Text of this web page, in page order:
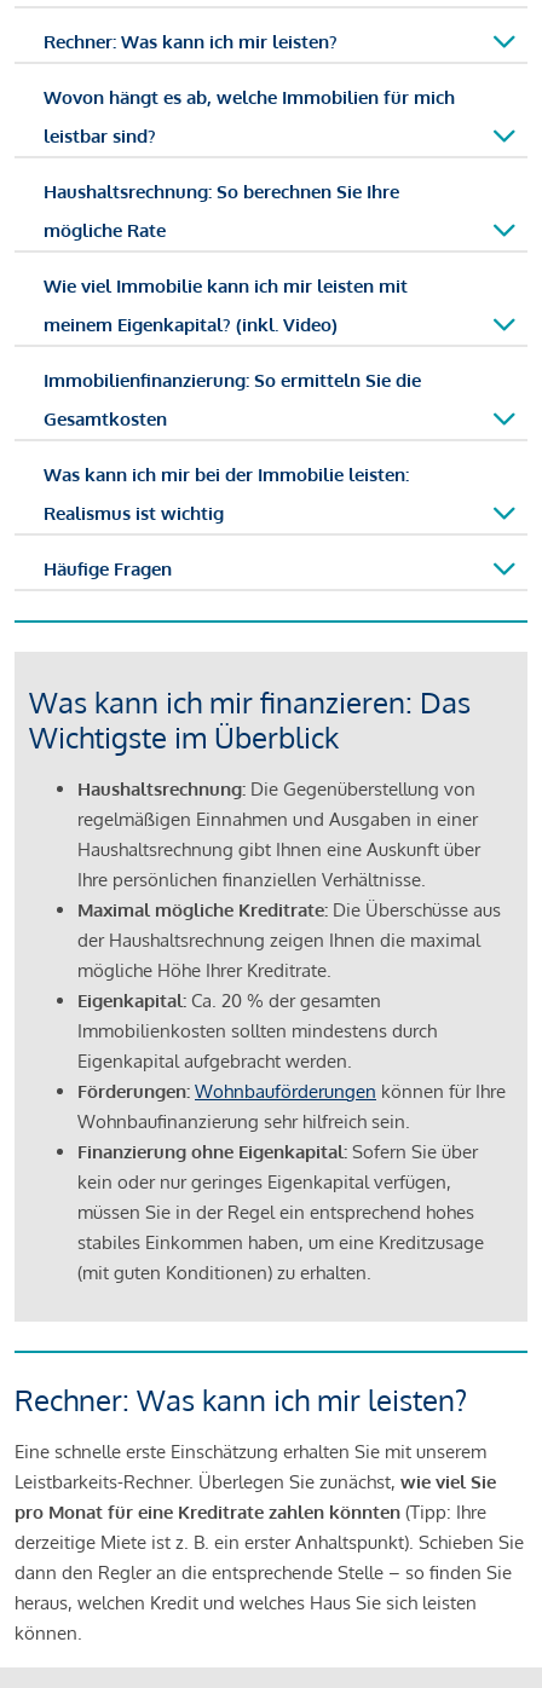
Rechner: Was kann ich mir leisten?
Wovon hängt es ab, welche Immobilien für mich
leistbar sind?
Haushaltsrechnung: So berechnen Sie Ihre
mögliche Rate
Wie viel Immobilie kann ich mir leisten mit
meinem Eigenkapital? (inkl. Video)
Immobilienfinanzierung: So ermitteln Sie die
Gesamtkosten
Was kann ich mir bei der Immobilie leisten:
Realismus ist wichtig
Häufige Fragen
Was kann ich mir finanzieren: Das
Wichtigste im Überblick
Haushaltsrechnung: Die Gegenüberstellung von
regelmäßigen Einnahmen und Ausgaben in einer
Haushaltsrechnung gibt Ihnen eine Auskunft über
Ihre persönlichen finanziellen Verhältnisse.
Maximal mögliche Kreditrate: Die Überschüsse aus
der Haushaltsrechnung zeigen Ihnen die maximal
mögliche Höhe Ihrer Kreditrate.
Eigenkapital: Ca. 20 % der gesamten
Immobilienkosten sollten mindestens durch
Eigenkapital aufgebracht werden.
Förderungen: Wohnbauförderungen können für Ihre
Wohnbaufinanzierung sehr hilfreich sein.
Finanzierung ohne Eigenkapital: Sofern Sie über
kein oder nur geringes Eigenkapital verfügen,
müssen Sie in der Regel ein entsprechend hohes
stabiles Einkommen haben, um eine Kreditzusage
(mit guten Konditionen) zu erhalten.
Rechner: Was kann ich mir leisten?
Eine schnelle erste Einschätzung erhalten Sie mit unserem
Leistbarkeits-Rechner. Überlegen Sie zunächst, wie viel Sie
pro Monat für eine Kreditrate zahlen könnten (Tipp: Ihre
derzeitige Miete ist z. B. ein erster Anhaltspunkt). Schieben Sie
dann den Regler an die entsprechende Stelle – so finden Sie
heraus, welchen Kredit und welches Haus Sie sich leisten
können.